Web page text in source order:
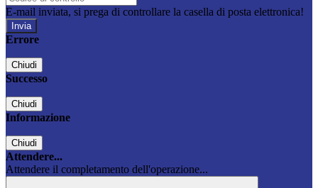
E-mail inviata, si prega di controllare la casella di posta elettronica!
Errore
Chiudi
Successo
Chiudi
Informazione
Chiudi
Attendere...
Attendere il completamento dell'operazione...